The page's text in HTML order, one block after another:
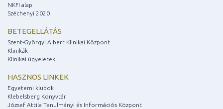
NKFI alap
Széchenyi 2020
BETEGELLÁTÁS
Szent-Györgyi Albert Klinikai Központ
Klinikák
Klinikai ügyeletek
HASZNOS LINKEK
Egyetemi klubok
Klebelsberg Könyvtár
József Attila Tanulmányi és Információs Központ